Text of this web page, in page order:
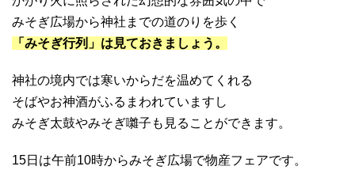
みそぎ広場から神社までの道のりを歩く
「みそぎ行列」は見ておきましょう。
神社の境内では寒いからだを温めてくれる
そばやお神酒がふるまわれていますし
みそぎ太鼓やみそぎ囃子も見ることができます。
15日は午前10時からみそぎ広場で物産フェアです。